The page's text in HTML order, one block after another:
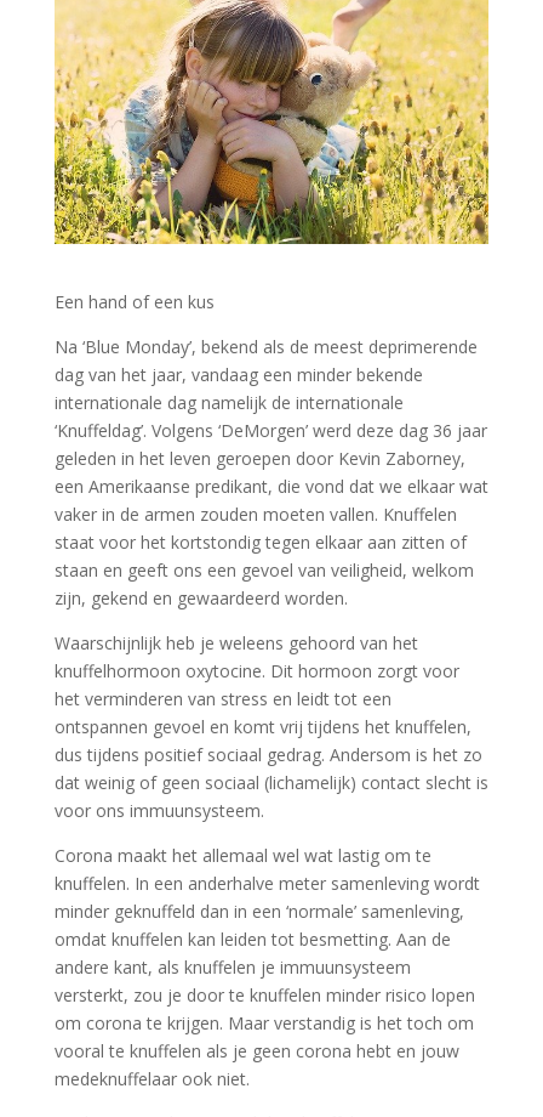
Een hand of een kus
Na ‘Blue Monday’, bekend als de meest deprimerende
dag van het jaar, vandaag een minder bekende
internationale dag namelijk de internationale
‘Knuffeldag’. Volgens ‘DeMorgen’ werd deze dag 36 jaar
geleden in het leven geroepen door Kevin Zaborney,
een Amerikaanse predikant, die vond dat we elkaar wat
vaker in de armen zouden moeten vallen. Knuffelen
staat voor het kortstondig tegen elkaar aan zitten of
staan en geeft ons een gevoel van veiligheid, welkom
zijn, gekend en gewaardeerd worden.
Waarschijnlijk heb je weleens gehoord van het
knuffelhormoon oxytocine. Dit hormoon zorgt voor
het verminderen van stress en leidt tot een
ontspannen gevoel en komt vrij tijdens het knuffelen,
dus tijdens positief sociaal gedrag. Andersom is het zo
dat weinig of geen sociaal (lichamelijk) contact slecht is
voor ons immuunsysteem.
Corona maakt het allemaal wel wat lastig om te
knuffelen. In een anderhalve meter samenleving wordt
minder geknuffeld dan in een ‘normale’ samenleving,
omdat knuffelen kan leiden tot besmetting. Aan de
andere kant, als knuffelen je immuunsysteem
versterkt, zou je door te knuffelen minder risico lopen
om corona te krijgen. Maar verstandig is het toch om
vooral te knuffelen als je geen corona hebt en jouw
medeknuffelaar ook niet.